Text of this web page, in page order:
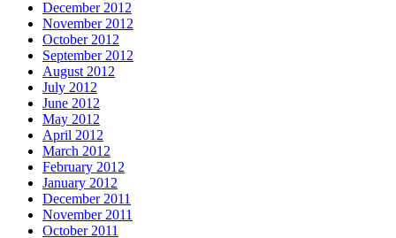
December 2012
November 2012
October 2012
September 2012
August 2012
July 2012
June 2012
May 2012
April 2012
March 2012
February 2012
January 2012
December 2011
November 2011
October 2011